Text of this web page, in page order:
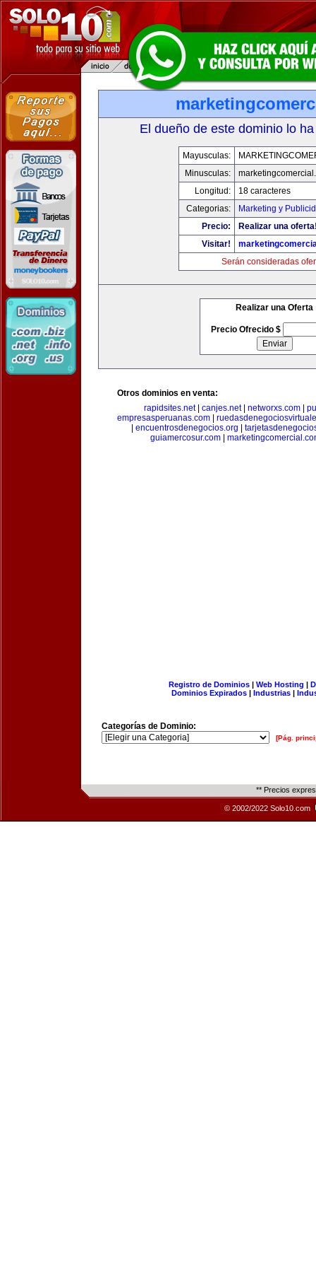
El dueño de este dominio lo
Mayusculas:
Minusculas:
Longitud:
18 caracteres
Categorias:
Marketing y
Precio:
Realizar una
Visitar!
Serán consideradas
Realizar una Oferta
Precio Ofrecido $
Otros dominios en venta:
rapidsites.net| canjes.net| networxs.com
empresasperuanas.com
encuentrosdenegocios.org
guiamercosur.com
Registro de Dominios| Web Hosting |
Dominios Expirados | Industrias |
Categorías de Dominio:
[Pág.
** Precios
© 2002/2022 Solo10.com